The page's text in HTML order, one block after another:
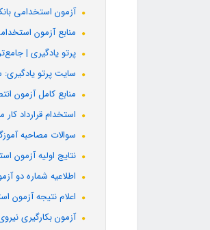
آزمون استخدامی
منابع آزمون
پرتو یادگیری |
سایت پرتو
منابع کامل آزمون
استخدام قرارداد
سوالات مصاحبه
نتایج اولیه آزمون استخدامی آموزش
اطلاعیه شماره دو
اعلام نتیجه آزمون
آزمون بکارگیری